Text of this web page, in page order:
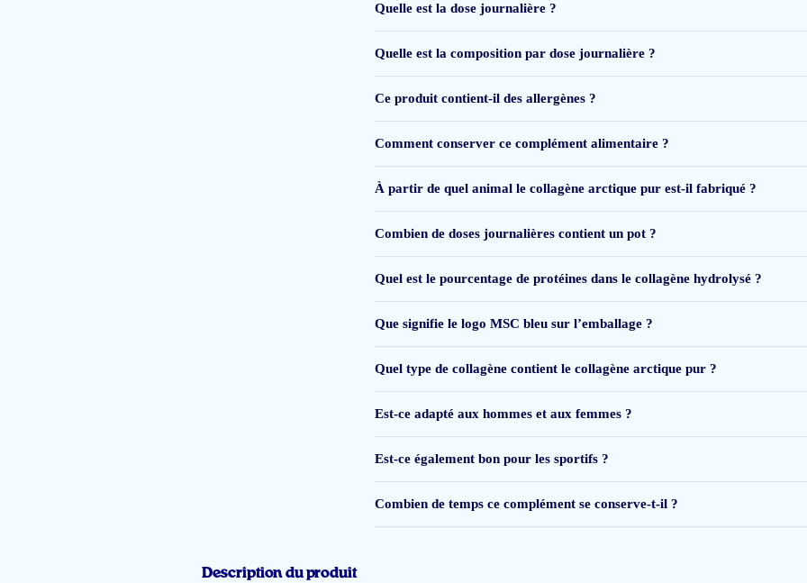
Ik gebruik Arctic Blue nu twee weken. De smaak is prettig en het product lost goed op in zowel water als andere dranken. Ondanks deze positieve punten
Extra fijn van dit product is dat je er altijd een tweede pot tegen gereduceerde prijs bij kunt kopen
Goed product, makkelijk in het gebruik. Lost goed op in koude vloeistoffen, en de smaak is ook goed.Werkt veel beter dan andere producten die ik heb
Quelle est la dose journalière ?
Quelle est la composition par dose journalière ?
Ce produit contient-il des allergènes ?
Comment conserver ce complément alimentaire ?
À partir de quel animal le collagène arctique pur est-il fabriqué ?
Combien de doses journalières contient un pot ?
Quel est le pourcentage de protéines dans le collagène hydrolysé ?
Que signifie le logo MSC bleu sur l’emballage ?
Quel type de collagène contient le collagène arctique pur ?
Est-ce adapté aux hommes et aux femmes ?
Est-ce également bon pour les sportifs ?
Combien de temps ce complément se conserve-t-il ?
Description du produit